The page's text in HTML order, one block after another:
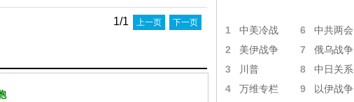
1/1 上一页 下一页
1 中美冷战 6 中共两会
2 美伊战争 7 俄乌战争
3 川普 8 中日关系
4 万维专栏 9 以伊战争